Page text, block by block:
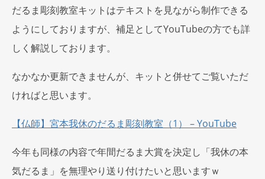
だるま彫刻教室キットはテキストを見ながら制作できる
ようにしておりますが、補足としてYouTubeの方でも詳
しく解説しております。
なかなか更新できませんが、キットと併せてご覧いただ
ければと思います。
【仏師】宮本我休のだるま彫刻教室（1） – YouTube
今年も同様の内容で年間だるま大賞を決定し「我休の本
気だるま」を無理やり送り付けたいと思いますｗ